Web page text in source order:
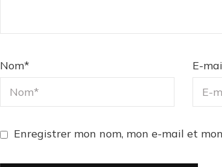
Nom* E-
Enregistrer mon nom, mon e-mail et